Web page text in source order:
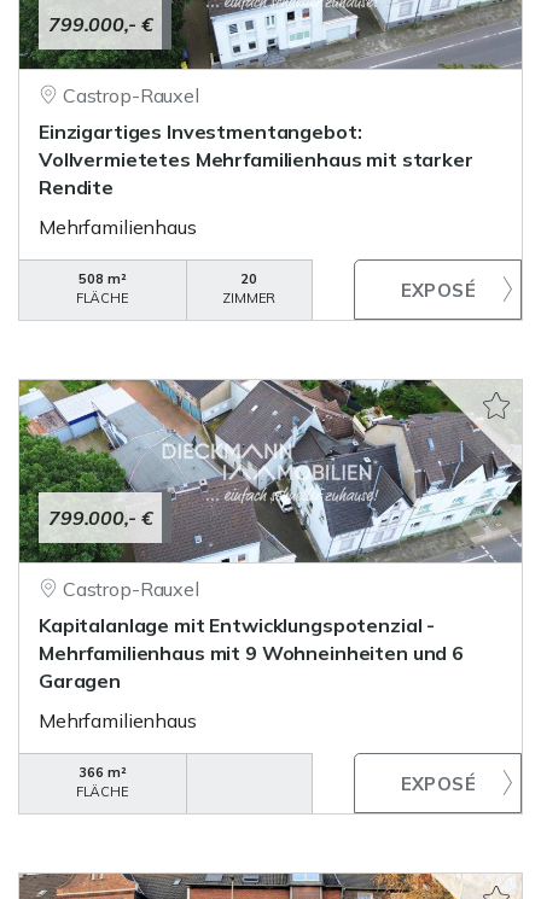
799.000,- €
Castrop-Rauxel
Einzigartiges Investmentangebot:
Vollvermietetes Mehrfamilienhaus mit starker
Rendite
Mehrfamilienhaus
508 m²
FLÄCHE
20
ZIMMER
799.000,- €
Castrop-Rauxel
Kapitalanlage mit Entwicklungspotenzial -
Mehrfamilienhaus mit 9 Wohneinheiten und 6
Garagen
Mehrfamilienhaus
366 m²
FLÄCHE